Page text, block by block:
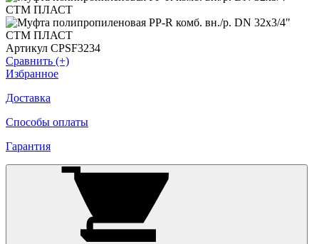
Артикул CPSF3234
Сравнить (+)
Избранное
Доставка
Способы оплаты
Гарантия